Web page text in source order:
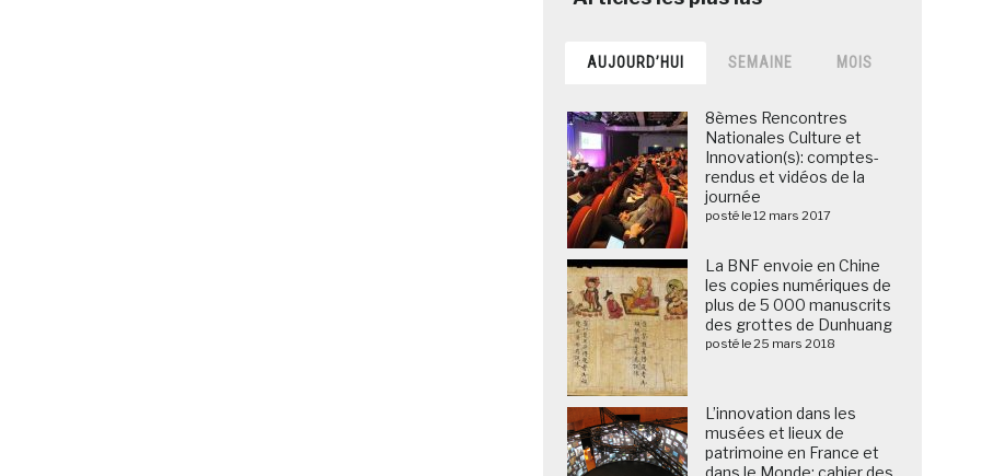
AUJOURD’HUI SEMAINE MOIS
8èmes Rencontres
Nationales Culture et
Innovation(s): comptes-
rendus et vidéos de la
journée
posté le 12 mars 2017
La BNF envoie en Chine
les copies numériques de
plus de 5 000 manuscrits
des grottes de Dunhuang
posté le 25 mars 2018
L’innovation dans les
musées et lieux de
patrimoine en France et